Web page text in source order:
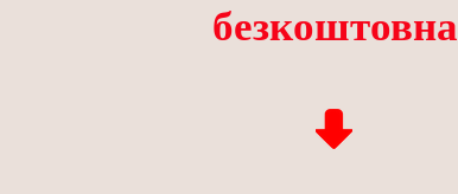
безкоштовна